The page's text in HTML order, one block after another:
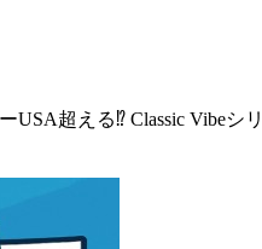
USA超える⁉ Classic Vibe